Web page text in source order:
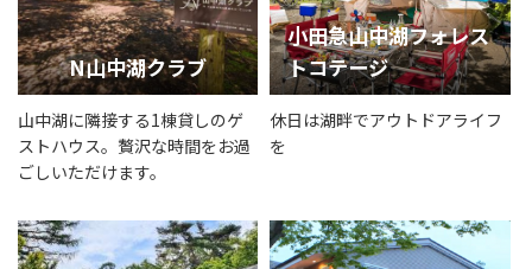
N山中湖クラブ
山中湖に隣接する1棟貸しのゲ
ストハウス。贅沢な時間をお過
ごしいただけます。
小田急山中湖フォレス
トコテージ
休日は湖畔でアウトドアライフ
を